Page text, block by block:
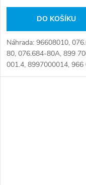
DO KOŠÍKU
Náhrada: 96608010,
80, 076.684-80A, 899
001.4, 8997000014, 966
010 Číslo karty: 064378